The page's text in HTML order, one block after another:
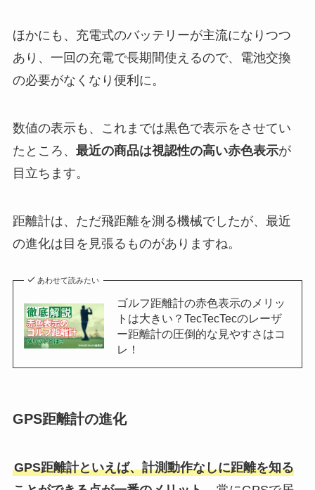
ほかにも、充電式のバッテリーが主流になりつつ
あり、一回の充電で長期間使えるので、電池交換
の必要がなくなり便利に。
数値の表示も、これまでは黒色で表示をさせてい
たところ、 最近の商品は視認性の高い赤色表示が
目立ちます。
距離計は、ただ飛距離を測る機械でしたが、最近
の進化は目を見張るものがありますね。
あわせて読みたい
ゴルフ距離計の赤色表示のメリッ
トは大きい？TecTecTecのレーザ
ー距離計の圧倒的な見やすさはコ
レ！
GPS距離計の進化
GPS距離計といえば、計測動作なしに距離を知る